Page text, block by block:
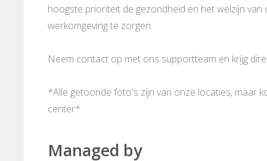
hoogste prioriteit de gezondheid en het welzijn
werkomgeving te zorgen.
Neem contact op met ons supportteam en krijg
*Alle getoonde foto's zijn van onze locaties, maar
center*
Managed by